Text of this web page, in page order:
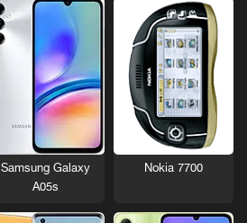
Nokia 7700
Samsung Galaxy
A05s